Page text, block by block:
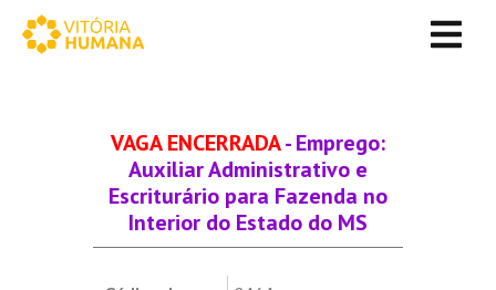
VAGA ENCERRADA- Emprego:
Auxiliar Administrativo e
Escriturário para Fazenda no
Interior do Estado do MS